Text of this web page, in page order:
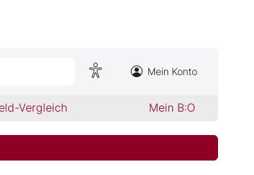
Mein Konto
Vergleich Mein B:O